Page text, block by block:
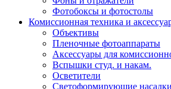
Фотобоксы и фотостолы
Комиссионная техника и
Объективы
Пленочные фотоаппараты
Аксессуары для
Вспышки студ. и накам.
Осветители
Светоформирующие насадки